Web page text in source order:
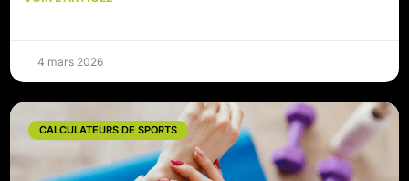
4 mars 2026
CALCULATEURS DE SPORTS